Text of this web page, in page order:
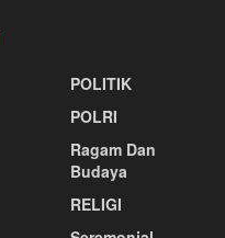
POLITIK
POLRI
Ragam Dan
Budaya
RELIGI